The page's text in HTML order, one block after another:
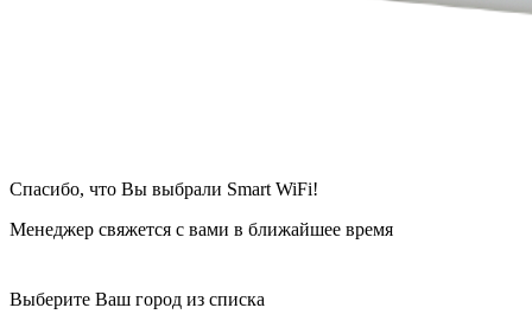
Спасибо, что Вы выбрали Smart WiFi!
Менеджер свяжется с вами в ближайшее время
Выберите Ваш город из списка